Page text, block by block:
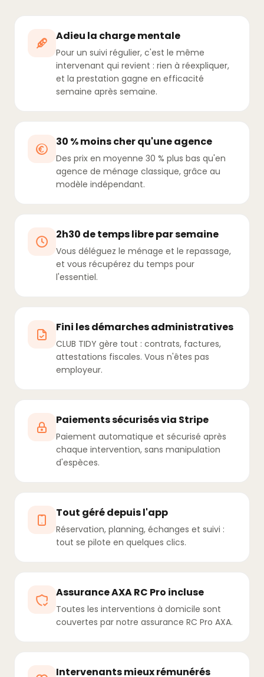
Adieu la charge mentale
Pour un suivi régulier, c'est le même
intervenant qui revient : rien à réexpliquer,
et la prestation gagne en efficacité
semaine après semaine.
30 % moins cher qu'une agence
Des prix en moyenne 30 % plus bas qu'en
agence de ménage classique, grâce au
modèle indépendant.
2h30 de temps libre par semaine
Vous déléguez le ménage et le repassage,
et vous récupérez du temps pour
l'essentiel.
Fini les démarches administratives
CLUB TIDY gère tout : contrats, factures,
attestations fiscales. Vous n'êtes pas
employeur.
Paiements sécurisés via Stripe
Paiement automatique et sécurisé après
chaque intervention, sans manipulation
d'espèces.
Tout géré depuis l'app
Réservation, planning, échanges et suivi :
tout se pilote en quelques clics.
Assurance AXA RC Pro incluse
Toutes les interventions à domicile sont
couvertes par notre assurance RC Pro AXA.
Intervenants mieux rémunérés